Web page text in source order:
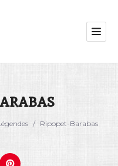
/ Ripopet-Barabas